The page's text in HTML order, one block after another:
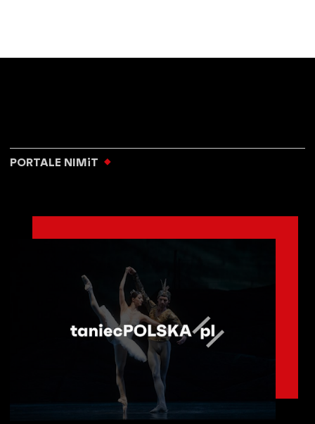
PORTALE NIMiT